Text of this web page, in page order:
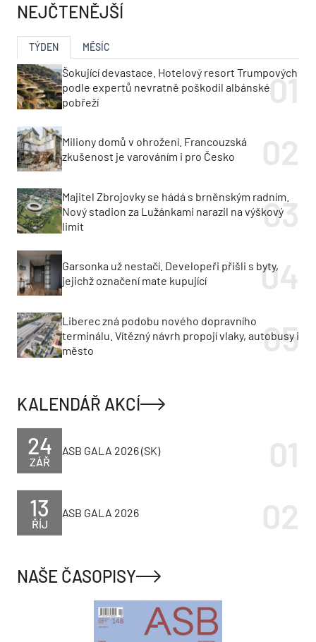
NEJČTENĚJŠÍ
TÝDEN MĚSÍC
Šokující devastace. Hotelový resort Trumpových
podle expertů nevratně poškodil albánské
pobřeží
Miliony domů v ohrožení. Francouzská
zkušenost je varováním i pro Česko
Majitel Zbrojovky se hádá s brněnským radním.
Nový stadion za Lužánkami narazil na výškový
limit
Garsonka už nestačí. Developeři přišli s byty,
jejichž označení mate kupující
Liberec zná podobu nového dopravního
terminálu. Vítězný návrh propojí vlaky, autobusy i
město
KALENDÁŘ AKCÍ
ZÁŘ
24 ASB GALA 2026 (SK)
ŘÍJ
13 ASB GALA 2026
NAŠE ČASOPISY